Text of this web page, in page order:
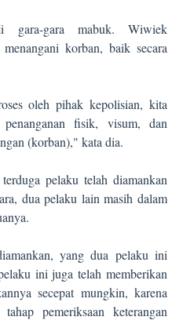
gara-gara mabuk. Wiwiek
korban, baik secara
oleh pihak kepolisian, kita
fisik, visum, dan
(korban)," kata dia.
pelaku telah diamankan
dua pelaku lain masih dalam
yang dua pelaku ini
ini juga telah memberikan
secepat mungkin, karena
pemeriksaan keterangan